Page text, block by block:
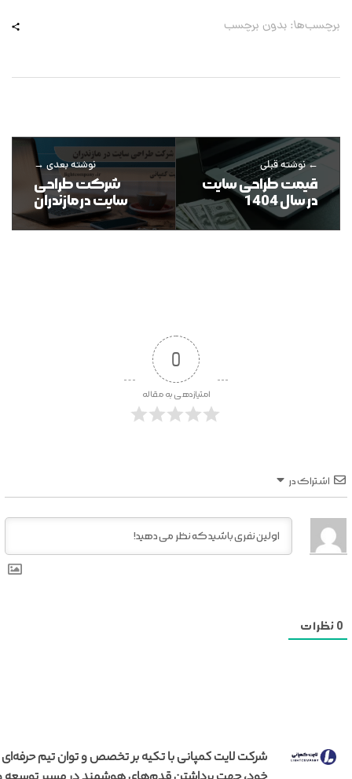
برچسب‌ها: بدون برچسب
نوشته قبلی
قیمت طراحی سایت
در سال 1404
نوشته بعدی
شرکت طراحی
سایت در مازندران
0
امتیازدهی به مقاله
اشتراک در
0 نظرات
شرکت لایت کمپانی با تکیه بر تخصص و توان تیم حرفه‌ای